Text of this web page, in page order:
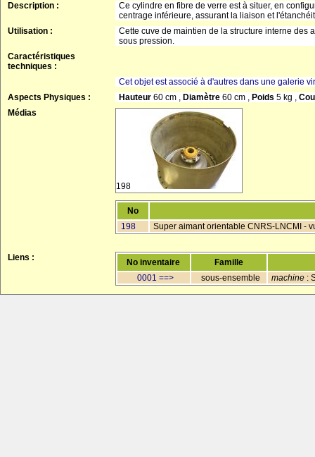
Description :
Ce cylindre en fibre de verre est à situer, en
centrage inférieure, assurant la liaison et
Utilisation :
Cette cuve de maintien de la structure interne des
sous pression.
Caractéristiques
techniques :
Cet objet est associé à d'autres dans une galerie
Aspects Physiques :
Hauteur 60 cm , Diamètre 60 cm , Poids 5 kg ,
Médias
198
No
198
Super aimant orientable CNRS-LNCMI -
Liens : No inventaire
Famille
0001 ==>
sous-ensemble machine :